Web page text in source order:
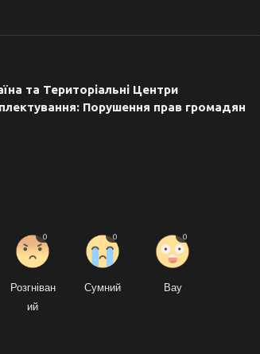
та Територіальні Центри
Порушення прав громадян
Розгніван
ий
0
Сумний
0
Вау
0